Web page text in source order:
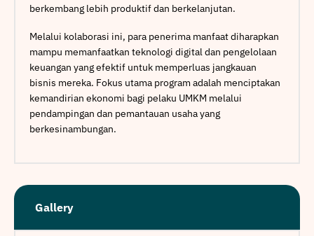
berkembang lebih produktif dan berkelanjutan.
Melalui kolaborasi ini, para penerima manfaat diharapkan
mampu memanfaatkan teknologi digital dan pengelolaan
keuangan yang efektif untuk memperluas jangkauan
bisnis mereka. Fokus utama program adalah menciptakan
kemandirian ekonomi bagi pelaku UMKM melalui
pendampingan dan pemantauan usaha yang
berkesinambungan.
Gallery